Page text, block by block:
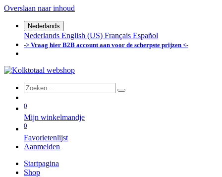
Overslaan naar inhoud
Nederlands
Nederlands English (US) Français Español
-> Vraag hier B2B account aan voor de scherpste prijzen <-
0
Mijn winkelmandje
0
Favorietenlijst
Aanmelden
Startpagina
Shop